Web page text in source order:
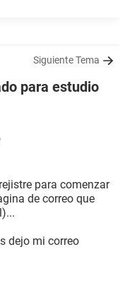
Siguiente Tema
para estudio
para comenzar
de correo que
dejo mi correo